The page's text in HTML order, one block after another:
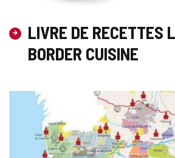
LIVRE DE RECETTES
BORDER CUISINE